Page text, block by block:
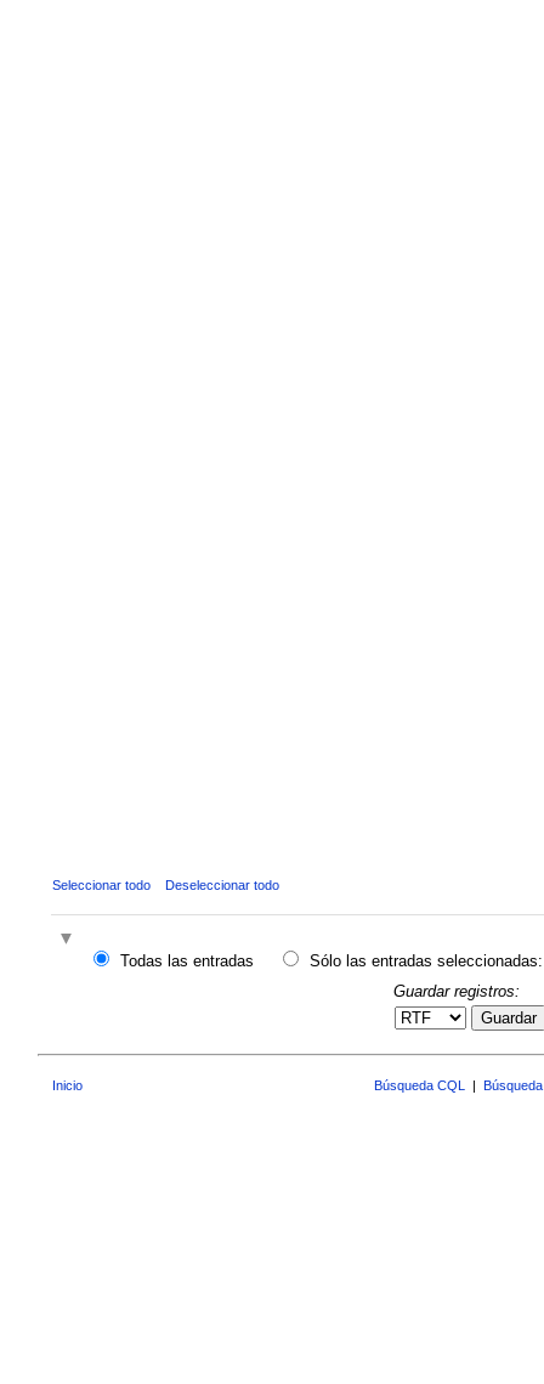
Seleccionar todo Deseleccionar todo
Todas las entradas
Sólo las entradas seleccionadas:
Guardar registros:
Guardar
Inicio Búsqueda CQL